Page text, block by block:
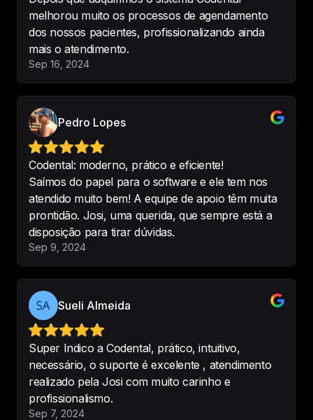
Estou testando e é o melhor, indico
muito, completo, excelente,
simples ate para quem não
entende muito de informatica.
- Sandra Miranda
Recomendo muito o software
Codental pois é um sistema
completo e que agregou muito no
dia a dia da minha clínica
Testei vários sistemas e nenhum
foi tão completo quanto o
Codental, consegue responder
tudo que preciso pra realizar a
gestão da clínica, perfeito.
melhorou muito os processos de agendamento
dos nossos pacientes, profissionalizando ainda
mais o atendimento.
Sep 16, 2024
Pedro Lopes
Codental: moderno, prático e eficiente!
Saímos do papel para o software e ele tem nos
atendido muito bem! A equipe de apoio têm muita
prontidão. Josi, uma querida, que sempre está a
disposição para tirar dúvidas.
Sep 9, 2024
Sueli Almeida
Super Indico a Codental, prático, intuitivo,
necessário, o suporte é excelente , atendimento
realizado pela Josi com muito carinho e
profissionalismo.
Sep 7, 2024